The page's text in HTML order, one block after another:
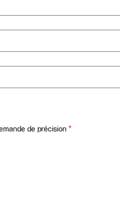
de précision *